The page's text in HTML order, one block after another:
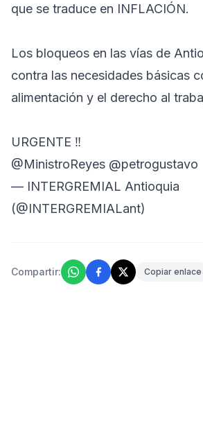
que se traduce en INFLACIÓN.
Los bloqueos en las vías de
contra las necesidades básicas
alimentación y el derecho al
URGENTE ‼️
@MinistroReyes @petrogustavo
— INTERGREMIAL Antioquia
(@INTERGREMIALant)
Compartir: Copiar enlace